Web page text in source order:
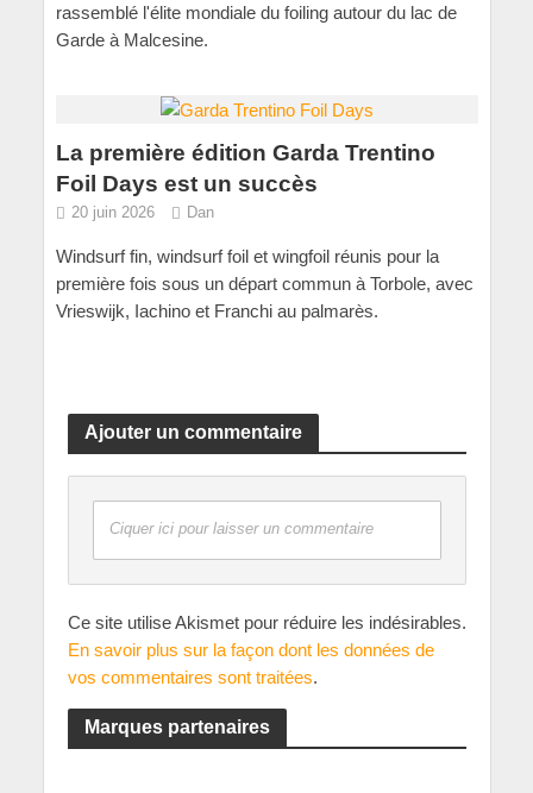
rassemblé l'élite mondiale du foiling autour du lac de
Garde à Malcesine.
La première édition Garda Trentino
Foil Days est un succès
20 juin 2026 Dan
Windsurf fin, windsurf foil et wingfoil réunis pour la
première fois sous un départ commun à Torbole, avec
Vrieswijk, Iachino et Franchi au palmarès.
Ajouter un commentaire
Ciquer ici pour laisser un commentaire
Ce site utilise Akismet pour réduire les indésirables.
En savoir plus sur la façon dont les données de
vos commentaires sont traitées.
Marques partenaires